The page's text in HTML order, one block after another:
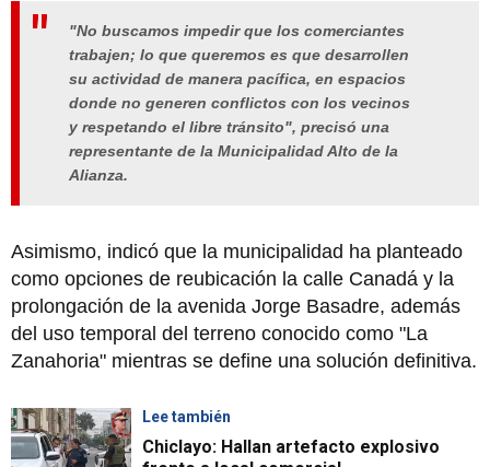
"No buscamos impedir que los comerciantes
trabajen; lo que queremos es que desarrollen
su actividad de manera pacífica, en espacios
donde no generen conflictos con los vecinos
y respetando el libre tránsito", precisó una
representante de la Municipalidad Alto de la
Alianza.
Asimismo, indicó que la municipalidad ha planteado
como opciones de reubicación la calle Canadá y la
prolongación de la avenida Jorge Basadre, además
del uso temporal del terreno conocido como "La
Zanahoria" mientras se define una solución definitiva.
Lee también
Chiclayo: Hallan artefacto explosivo